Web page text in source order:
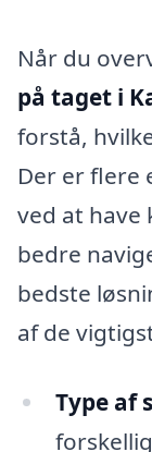
Når du
på taget i
forstå,
Der er flere
ved at have
bedre
bedste
af de
Type af